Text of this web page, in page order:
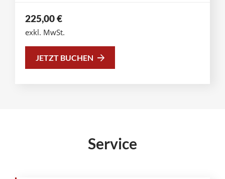
225,00€
exkl. MwSt.
JETZT BUCHEN
Service